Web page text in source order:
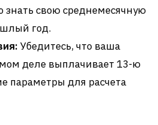
знать свою среднемесячную
год.
Убедитесь, что ваша
деле выплачивает 13-ю
параметры для расчета